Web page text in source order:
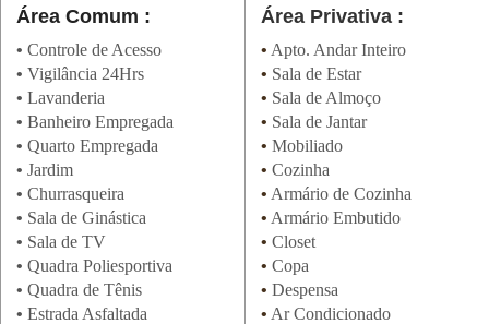
Área Comum :
• Controle de Acesso
• Vigilância 24Hrs
• Lavanderia
• Banheiro Empregada
• Quarto Empregada
• Jardim
• Churrasqueira
• Sala de Ginástica
• Sala de TV
• Quadra Poliesportiva
• Quadra de Tênis
• Estrada Asfaltada
Área Privativa :
• Apto. Andar Inteiro
• Sala de Estar
• Sala de Almoço
• Sala de Jantar
• Mobiliado
• Cozinha
• Armário de Cozinha
• Armário Embutido
• Closet
• Copa
• Despensa
• Ar Condicionado